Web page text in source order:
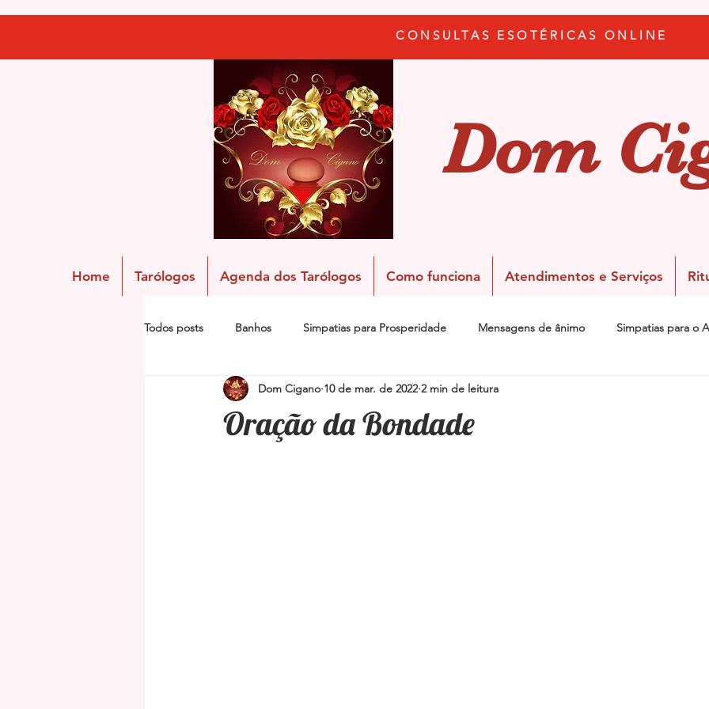
CONSULTAS ESOTÉRICAS ONLINE
Dom
Home Tarólogos Agenda dos Tarólogos Como funciona Atendimentos e Serviços
Todos posts Banhos Simpatias para Prosperidade Mensagens de ânimo Simpatias para o
Simpatias para proteção e limpeza Simpatias para a família
Oração da Bondade
Dom Cigano 10 de mar. de 2022 2 min de leitura